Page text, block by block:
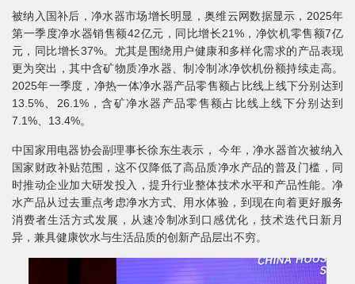
被纳入国补后，净水器市场增长明显，奥维云网数据显示，2025年
第一季度净水器销售额42亿元，同比增长21%，净饮机零售额7亿
元，同比增长37%。尤其是围绕用户健康和多样化需求的产品表现
更为突出，其中含矿物质净水器、制冷制冰净饮机份额持续走高。
2025年一季度，净热一体净水器产品零售额占比线上线下分别达到
13.5%、26.1%，含矿净水器产品零售额占比线上线下分别达到
7.1%、13.4%。
中国家用电器协会副理事长徐东生表示， 今年，净水器首次被纳入
国家财政补贴范围，这不仅降低了高品质净水产品的普及门槛，同
时推动企业加大研发投入，提升行业整体技术水平和产品性能。净
水产品从过去重点考虑净水方式、用水体验，到现在向着更好服务
消费者生活方式发展，从速冷制冰到口感优化，技术迭代日新月
异，兼具健康饮水与生活品质的创新产品层出不穷。